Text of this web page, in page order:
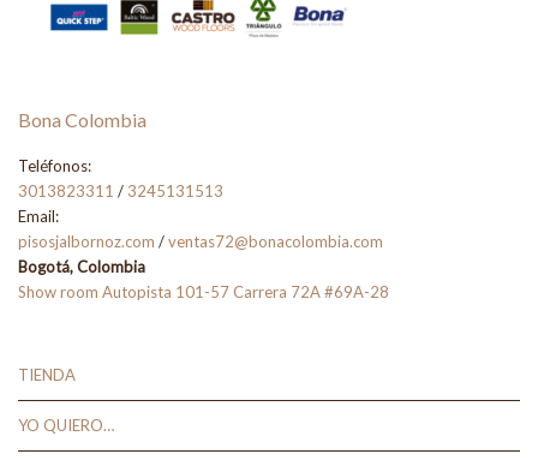
Bona Colombia
Teléfonos:
3013823311 / 3245131513
Email:
pisosjalbornoz.com /ventas72@bonacolombia.com
Bogotá, Colombia
Show room Autopista 101-57 Carrera 72A #69A-28
TIENDA
YO QUIERO…